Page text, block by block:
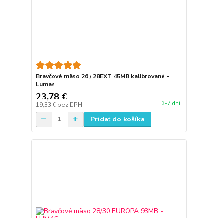
Bravčové mäso 26 / 28EXT 45MB kalibrované -
Lumas
23,78 €
19,33 € bez DPH 3-7 dní
Pridať do košíka